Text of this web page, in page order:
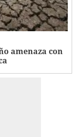
amenaza con